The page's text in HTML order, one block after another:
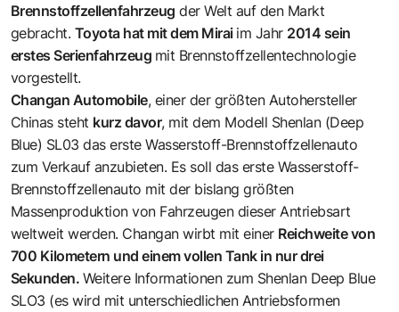
Brennstoffzellenfahrzeug der Welt auf den Markt
gebracht. Toyota hat mit dem Mirai im Jahr 2014 sein
erstes Serienfahrzeug mit Brennstoffzellentechnologie
vorgestellt.
Changan Automobile, einer der größten Autohersteller
Chinas steht kurz davor, mit dem Modell Shenlan (Deep
Blue) SL03 das erste Wasserstoff-Brennstoffzellenauto
zum Verkauf anzubieten. Es soll das erste Wasserstoff-
Brennstoffzellenauto mit der bislang größten
Massenproduktion von Fahrzeugen dieser Antriebsart
weltweit werden. Changan wirbt mit einer Reichweite von
700 Kilometern und einem vollen Tank in nur drei
Sekunden. Weitere Informationen zum Shenlan Deep Blue
SLO3 (es wird mit unterschiedlichen Antriebsformen